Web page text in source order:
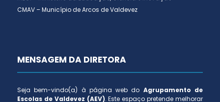
CMAV – Município de Arcos de Valdevez
MENSAGEM DA DIRETORA
Seja bem-vindo(a) à página web do Agrupamento de
Escolas de Valdevez (AEV). Este espaço pretende melhorar